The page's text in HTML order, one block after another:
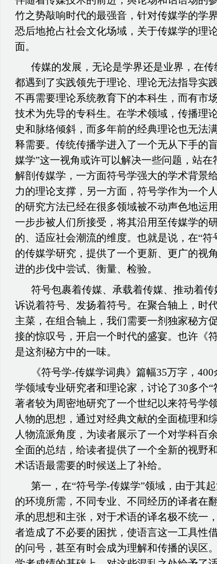
竹之势敲响时代的最强音，针对传媒学的学
恐后地抢占社会文化场域，关于传媒学的理
面。
传媒的发展，无论是学界还是业界，在
都遇到了实践领先于理论、理论无法指导实
不再需要理论系统教育下的本科生，而有市
技术为先导的专科生。在学术领域，传播理
史和脉络倾斜，而多年前的经典理论也无法
释需要。传统传播学进入了一个无从下手的
媒学”这一视角或许可以解决一些问题，站
解剖传媒学，一方面符号学强大的学术背景
力的理论支撑，另一方面，符号学作为一个
的研究方法已经在很多领域被不动声色地运
一步步被人们所接受，将其沿用至传媒学的
的、适应社会潮流的维度。也就是说，在“符
的传媒学研究，提供了一个更新、更广的视
进的步伐中尝试、衡量、检验。
符号包裹着传媒、承载着传媒、推动着
诉说着符号、发扬着符号。在聚合轴上，时
主菜，在组合轴上，我们需要一剂独家秘方
接的惊叹号，开启一个时代的盛宴。也许《
是这剂秘方中的一味。
《符号学-传媒学词典》篇幅35万字，
学领域专业研究者和理论家，讨论了30多个
著者较为周密地研究了一个世纪以来符号学
人物的思想，通过对经典文献的全面梳理和
人物流派角度，为读者展示了一个对学科百
全面的总结，给读者提供了一个全新的视野
术话语最需要的时候送上了补给。
第一，在“符号学-传媒学”领域，由于其
的环境所需，不同专业、不同经历的译者在
承的思想和主张，对于术语的译名极不统一
者造成了不必要的困扰，使语言这一工具性
的问号，甚至有时会成为理解和传播的误区